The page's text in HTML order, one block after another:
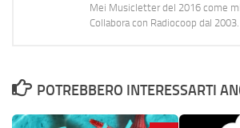
Mei Musicletter del 2016 come
Collabora con Radiocoop dal 2003.
POTREBBERO INTERESSARTI